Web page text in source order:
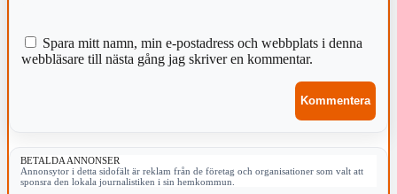
Spara mitt namn, min e-postadress och webbplats i denna
webbläsare till nästa gång jag skriver en kommentar.
BETALDA ANNONSER
Annonsytor i detta sidofält är reklam från de företag och organisationer som valt att
sponsra den lokala journalistiken i sin hemkommun.